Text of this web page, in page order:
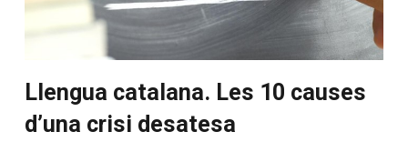
Llengua catalana. Les 10 causes
d’una crisi desatesa